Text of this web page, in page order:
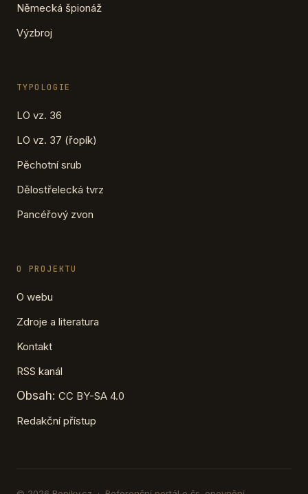
Německá špionáž
Výzbroj
TYPOLOGIE
LO vz. 36
LO vz. 37 (řopík)
Pěchotní srub
Dělostřelecká tvrz
Pancéřový zvon
O PROJEKTU
O webu
Zdroje a literatura
Kontakt
RSS kanál
Obsah: CC BY-SA 4.0
Redakční přístup